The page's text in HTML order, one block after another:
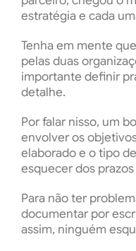
estratégia e cada
Tenha em mente
pelas duas
importante definir
detalhe.
Por falar nisso, um
envolver os
elaborado e o tipo
esquecer dos
Para não ter
documentar por
assim, ninguém